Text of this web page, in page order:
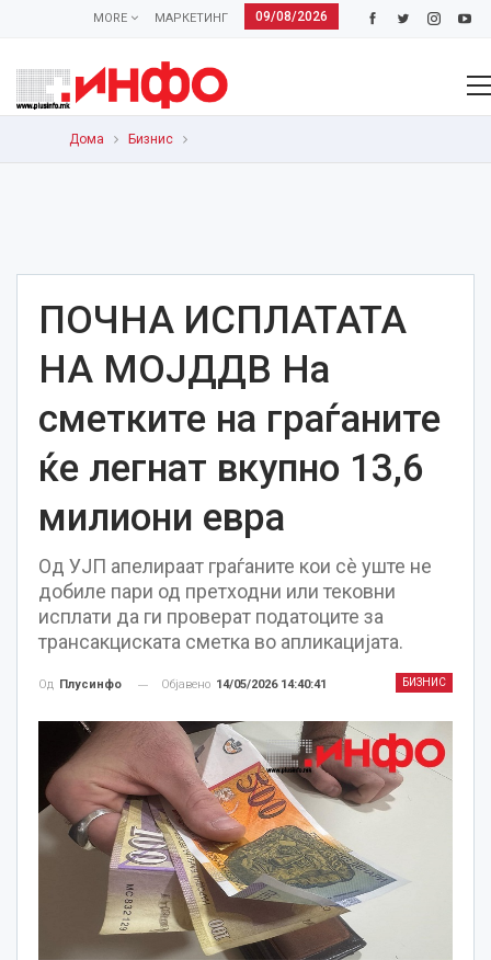
09/08/2026
МАРКЕТИНГ
MORE
Дома Бизнис
ПОЧНА ИСПЛАТАТА
НА МОЈДДВ На
сметките на граѓаните
ќе легнат вкупно 13,6
милиони евра
Од УЈП апелираат граѓаните кои сè уште не
добиле пари од претходни или тековни
исплати да ги проверат податоците за
трансакциската сметка во апликацијата.
БИЗНИС
Од Плусинфо Објавено 14/05/2026 14:40:41